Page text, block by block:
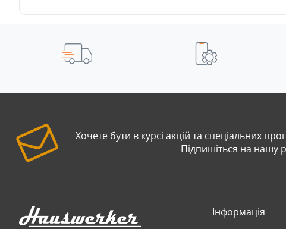
Хочете бути в курсі акцій та спеціальних
Підпишіться на нашу
Інформація